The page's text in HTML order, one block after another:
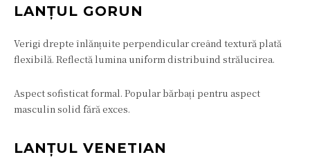
LANȚUL GORUN
Verigi drepte înlănțuite perpendicular creând textură plată
flexibilă. Reflectă lumina uniform distribuind strălucirea.
Aspect sofisticat formal. Popular bărbați pentru aspect
masculin solid fără exces.
LANȚUL VENETIAN